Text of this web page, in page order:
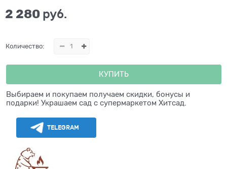
2 280 руб.
Количество:
КУПИТЬ
Выбираем и покупаем получаем скидки, бонусы и
подарки! Украшаем сад с супермаркетом Хитсад.
TELEGRAM